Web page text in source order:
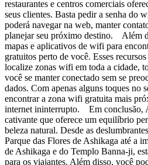
restaurantes e centros comerciais
seus clientes. Basta pedir a senha do
poderá navegar na web, manter
planejar seu próximo destino. Além
mapas e aplicativos de wifi para
gratuitos perto de você. Esses
localize zonas wifi em toda a cidade,
você se manter conectado sem se
dados. Com apenas alguns toques no
encontrar a zona wifi gratuita mais
internet ininterrupto. Em conclusão,
cativante que oferece um equilíbrio
beleza natural. Desde as
Parque das Flores de Ashikaga até a
de Ashikaga e do Templo Banna-ji,
para os viajantes. Além disso, você